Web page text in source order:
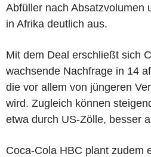
Abfüller nach Absatzvolumen
in Afrika deutlich aus.
Mit dem Deal erschließt sich
wachsende Nachfrage in 14
die vor allem von jüngeren
wird. Zugleich können
etwa durch US-Zölle, besser
Coca-Cola HBC plant zudem